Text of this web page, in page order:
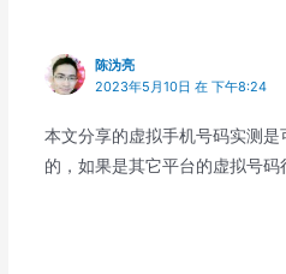
陈沩亮
2023年5月10日 在 下午8:24
本文分享的虚拟手机号码实测
的，如果是其它平台的虚拟号码